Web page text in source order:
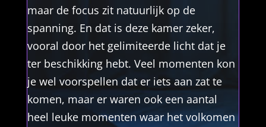
maar de focus zit natuurlijk op de
spanning. En dat is deze kamer zeker,
vooral door het gelimiteerde licht dat je
ter beschikking hebt. Veel momenten kon
je wel voorspellen dat er iets aan zat te
komen, maar er waren ook een aantal
heel leuke momenten waar het volkomen